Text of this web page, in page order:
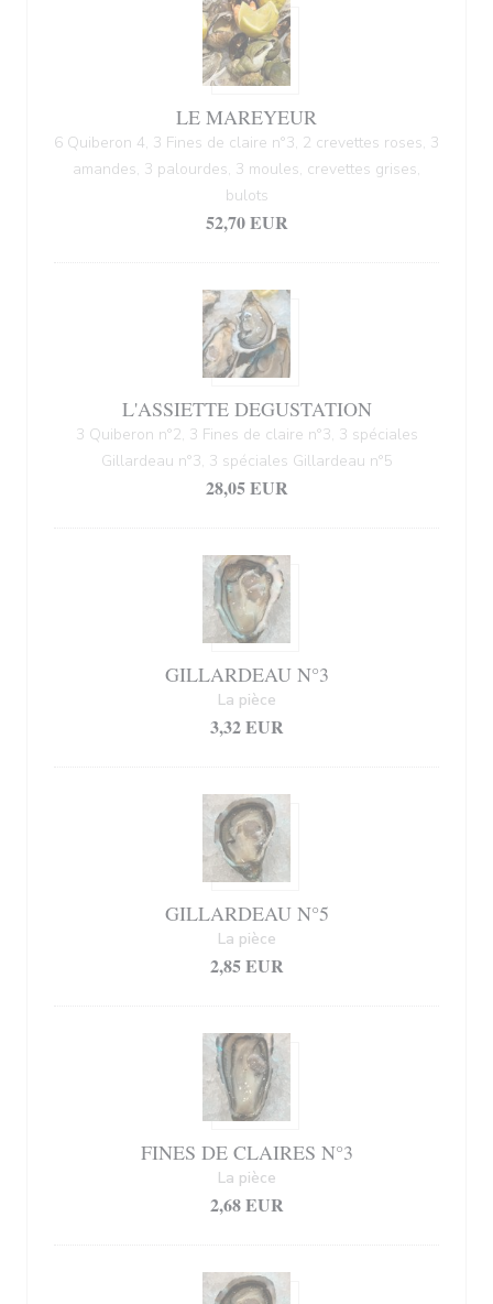
LE MAREYEUR
6 Quiberon 4, 3 Fines de claire n°3, 2 crevettes roses, 3
amandes, 3 palourdes, 3 moules, crevettes grises,
bulots
52,70 EUR
L'ASSIETTE DEGUSTATION
3 Quiberon n°2, 3 Fines de claire n°3, 3 spéciales
Gillardeau n°3, 3 spéciales Gillardeau n°5
28,05 EUR
GILLARDEAU N°3
3,32 EUR
La pièce
GILLARDEAU N°5
2,85 EUR
La pièce
FINES DE CLAIRES N°3
2,68 EUR
La pièce